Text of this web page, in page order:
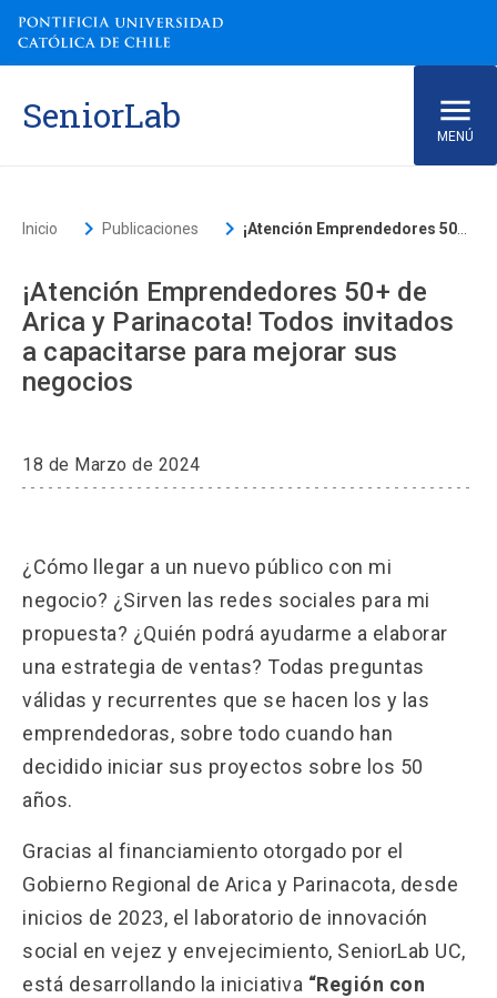
SeniorLab MENÚ
Ir al Sitio de la UC launch Biblioteca launch
Donaciones launch Mi Portal UC launch Correo launch
Inicio
Empresas con Experiencia
Publicaciones
Contacto
Inicio keyboard_arrow_right Publicaciones keyboard_arrow_right
¡Atención Emprendedores 50+ de
Arica y Parinacota! Todos invitados
a capacitarse para mejorar sus
negocios
18 de Marzo de 2024
¿Cómo llegar a un nuevo público con mi
negocio? ¿Sirven las redes sociales para mi
propuesta? ¿Quién podrá ayudarme a elaborar
una estrategia de ventas? Todas preguntas
válidas y recurrentes que se hacen los y las
emprendedoras, sobre todo cuando han
decidido iniciar sus proyectos sobre los 50
años.
Gracias al financiamiento otorgado por el
Gobierno Regional de Arica y Parinacota, desde
inicios de 2023, el laboratorio de innovación
social en vejez y envejecimiento, SeniorLab UC,
está desarrollando la iniciativa “Región con